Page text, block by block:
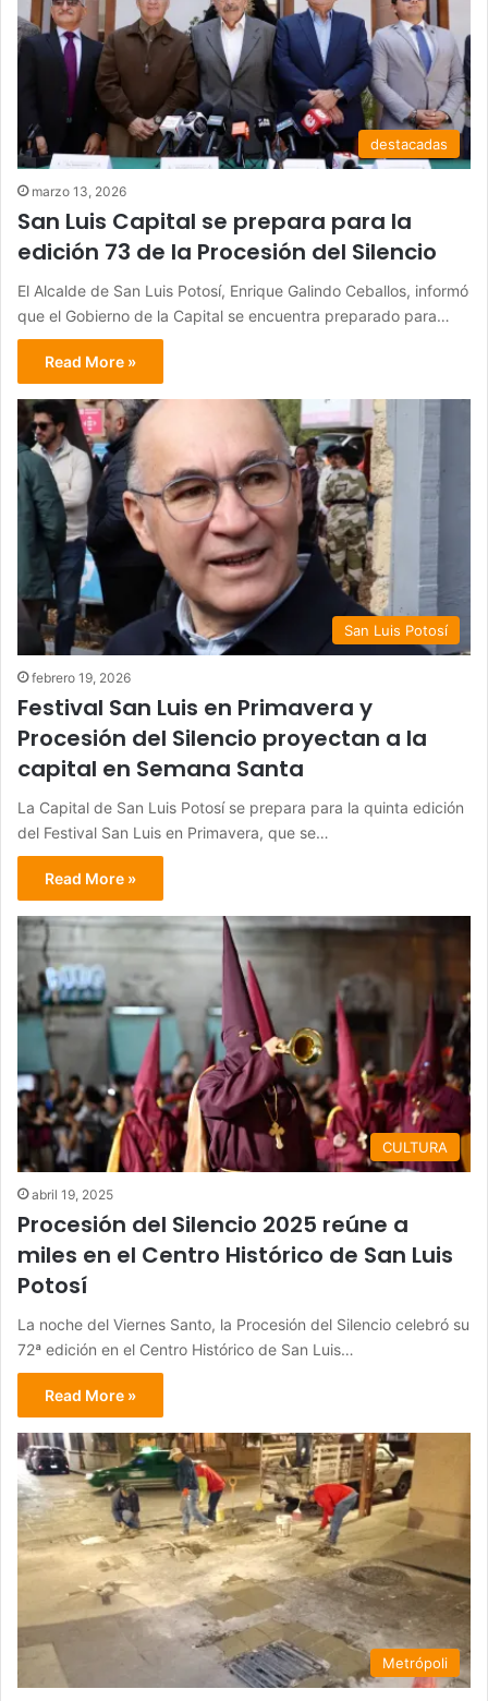
destacadas
marzo 13, 2026
San Luis Capital se prepara para la
edición 73 de la Procesión del Silencio
El Alcalde de San Luis Potosí, Enrique Galindo Ceballos, informó
que el Gobierno de la Capital se encuentra preparado para…
Read More »
San Luis Potosí
febrero 19, 2026
Festival San Luis en Primavera y
Procesión del Silencio proyectan a la
capital en Semana Santa
La Capital de San Luis Potosí se prepara para la quinta edición
del Festival San Luis en Primavera, que se…
Read More »
CULTURA
abril 19, 2025
Procesión del Silencio 2025 reúne a
miles en el Centro Histórico de San Luis
Potosí
La noche del Viernes Santo, la Procesión del Silencio celebró su
72ª edición en el Centro Histórico de San Luis…
Read More »
Metrópoli